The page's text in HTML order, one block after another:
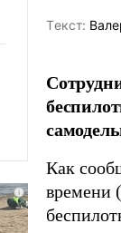
Tекст:
Как
времени